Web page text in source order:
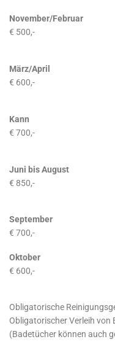
November/Februar
€ 500,-
März/April
€ 600,-
Kann
€ 700,-
Juni bis August
€ 850,-
September
€ 700,-
Oktober
€ 600,-
Obligatorische
Obligatorischer Verleih von
(Badetücher können auch